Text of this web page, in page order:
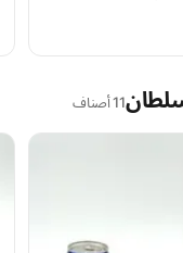
11 أصناف